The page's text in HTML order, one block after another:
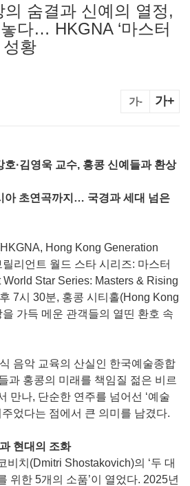
숨결과 신예의 열정,
다… HKGNA ‘마스터
성황
가- 가+
·김영욱 교수, 홍콩 신예들과 환상
아 초연곡까지… 국경과 세대 넘은
Hong Kong Generation
릴리언트 월드 스타 시리즈: 마스터
Star Series: Masters & Rising
7시 30분, 홍콩 시티홀(Hong Kong
가득 메운 관객들의 열띤 환호 속
음악 교육의 산실인 한국예술종합
과 홍콩의 미래를 책임질 젊은 비르
만나, 단순한 연주를 넘어선 ‘예술
었다는 점에서 큰 의미를 남겼다.
현대의 조화
비치(Dmitri Shostakovich)의 ‘두 대
위한 5개의 소품’이 열었다. 2025년